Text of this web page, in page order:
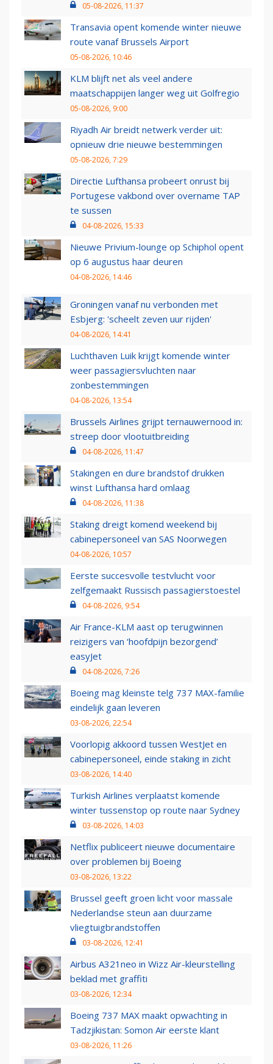
05-08-2026, 11:37
Transavia opent komende winter nieuwe
route vanaf Brussels Airport
05-08-2026, 10:46
KLM blijft net als veel andere
maatschappijen langer weg uit Golfregio
05-08-2026, 9:00
Riyadh Air breidt netwerk verder uit:
opnieuw drie nieuwe bestemmingen
05-08-2026, 7:29
Directie Lufthansa probeert onrust bij
Portugese vakbond over overname TAP
te sussen
04-08-2026, 15:33
Nieuwe Privium-lounge op Schiphol opent
op 6 augustus haar deuren
04-08-2026, 14:46
Groningen vanaf nu verbonden met
Esbjerg: 'scheelt zeven uur rijden'
04-08-2026, 14:41
Luchthaven Luik krijgt komende winter
weer passagiersvluchten naar
zonbestemmingen
04-08-2026, 13:54
Brussels Airlines grijpt ternauwernood in:
streep door vlootuitbreiding
04-08-2026, 11:47
Stakingen en dure brandstof drukken
winst Lufthansa hard omlaag
04-08-2026, 11:38
Staking dreigt komend weekend bij
cabinepersoneel van SAS Noorwegen
04-08-2026, 10:57
Eerste succesvolle testvlucht voor
zelfgemaakt Russisch passagierstoestel
04-08-2026, 9:54
Air France-KLM aast op terugwinnen
reizigers van ‘hoofdpijn bezorgend’
easyJet
04-08-2026, 7:26
Boeing mag kleinste telg 737 MAX-familie
eindelijk gaan leveren
03-08-2026, 22:54
Voorlopig akkoord tussen WestJet en
cabinepersoneel, einde staking in zicht
03-08-2026, 14:40
Turkish Airlines verplaatst komende
winter tussenstop op route naar Sydney
03-08-2026, 14:03
Netflix publiceert nieuwe documentaire
over problemen bij Boeing
03-08-2026, 13:22
Brussel geeft groen licht voor massale
Nederlandse steun aan duurzame
vliegtuigbrandstoffen
03-08-2026, 12:41
Airbus A321neo in Wizz Air-kleurstelling
beklad met graffiti
03-08-2026, 12:34
Boeing 737 MAX maakt opwachting in
Tadzjikistan: Somon Air eerste klant
03-08-2026, 11:26